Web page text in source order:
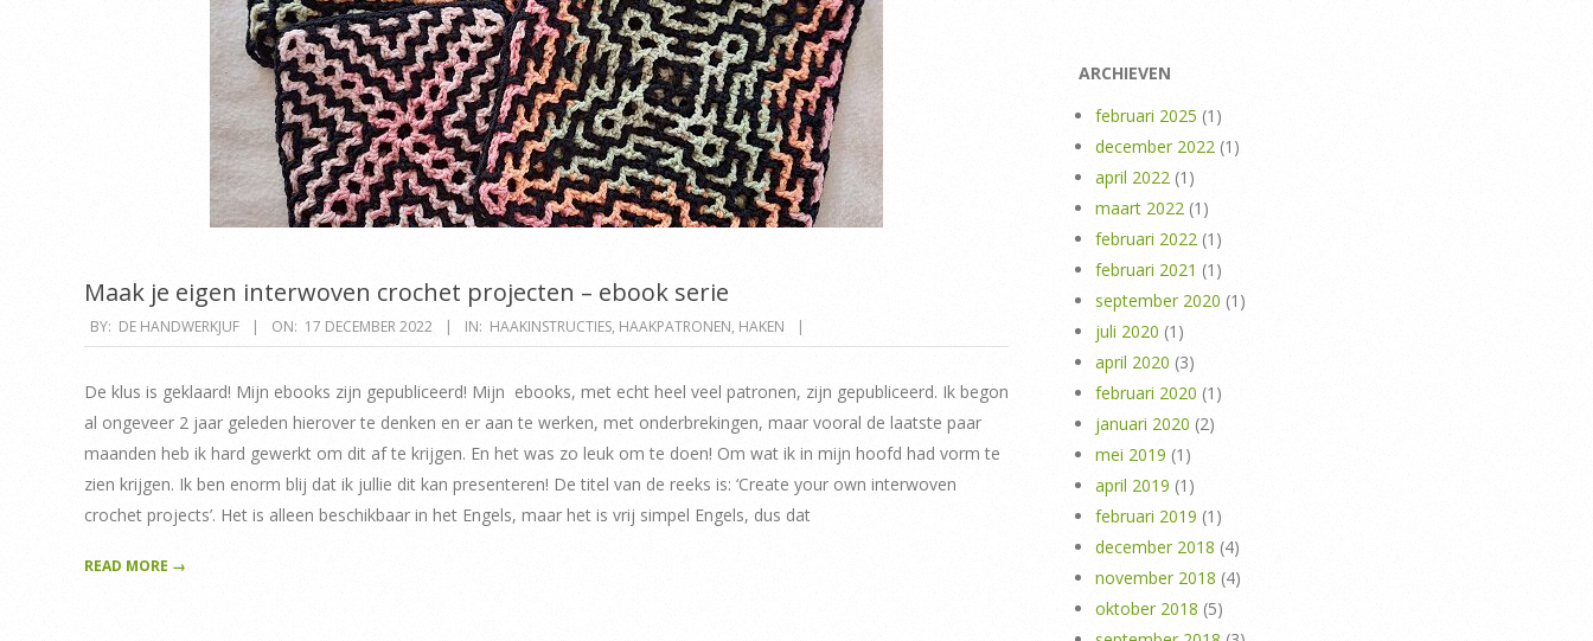
Maak je eigen interwoven crochet projecten – ebook serie
2022-
12-
17
BY: DE HANDWERKJUF ON: 17 DECEMBER 2022 IN: HAAKINSTRUCTIES, HAAKPATRONEN, HAKEN
De klus is geklaard! Mijn ebooks zijn gepubliceerd! Mijn ebooks, met echt heel veel patronen, zijn gepubliceerd. Ik begon
al ongeveer 2 jaar geleden hierover te denken en er aan te werken, met onderbrekingen, maar vooral de laatste paar
maanden heb ik hard gewerkt om dit af te krijgen. En het was zo leuk om te doen! Om wat ik in mijn hoofd had vorm te
zien krijgen. Ik ben enorm blij dat ik jullie dit kan presenteren! De titel van de reeks is: ‘Create your own interwoven
crochet projects’. Het is alleen beschikbaar in het Engels, maar het is vrij simpel Engels, dus dat
READ MORE →
ARCHIEVEN
februari 2025 (1)
december 2022 (1)
april 2022 (1)
maart 2022 (1)
februari 2022 (1)
februari 2021 (1)
september 2020 (1)
juli 2020 (1)
april 2020 (3)
februari 2020 (1)
januari 2020 (2)
mei 2019 (1)
april 2019 (1)
februari 2019 (1)
december 2018 (4)
november 2018 (4)
oktober 2018 (5)